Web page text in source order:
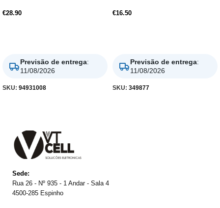
€28.90
Previsão de entrega:
11/08/2026
SKU: 94931008
€16.50
Previsão de entrega:
11/08/2026
SKU: 349877
Sede:
Rua 26 - Nº 935 - 1 Andar - Sala 4
4500-285 Espinho